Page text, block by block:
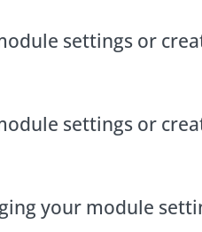
settings or
settings or
your module